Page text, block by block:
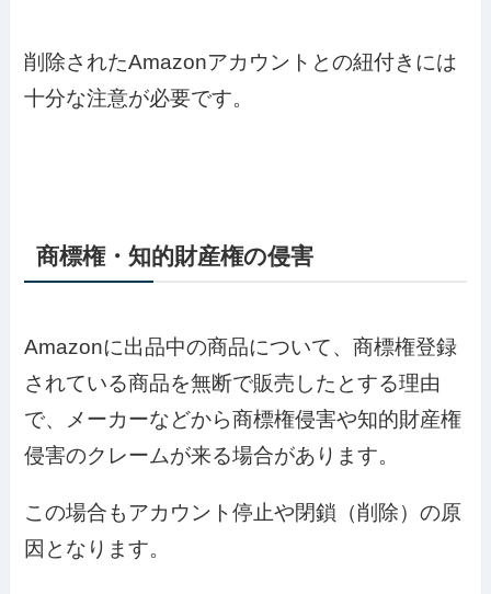
削除されたAmazonアカウントとの紐付きには
十分な注意が必要です。
商標権・知的財産権の侵害
Amazonに出品中の商品について、商標権登録
されている商品を無断で販売したとする理由
で、メーカーなどから商標権侵害や知的財産権
侵害のクレームが来る場合があります。
この場合もアカウント停止や閉鎖（削除）の原
因となります。